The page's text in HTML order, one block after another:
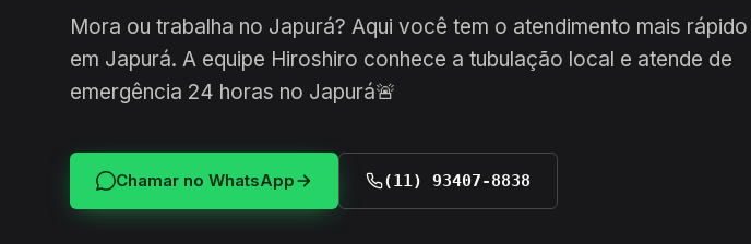
Mora ou trabalha no Japurá? Aqui você tem o atendimento mais rápido
em Japurá. A equipe Hiroshiro conhece a tubulação local e atende de
emergência 24 horas no Japurá🚨
Chamar no WhatsApp (11) 93407-8838